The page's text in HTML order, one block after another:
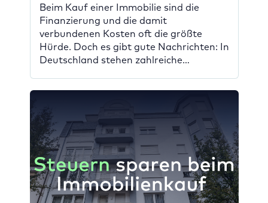
Beim Kauf einer Immobilie sind die
Finanzierung und die damit
verbundenen Kosten oft die größte
Hürde. Doch es gibt gute Nachrichten: In
Deutschland stehen zahlreiche
Informationen und einer gründlichen
Recherche lassen sich attraktive
Zuschüsse und zinsgünstige Darlehen
sichern, die Ihre Investition […]